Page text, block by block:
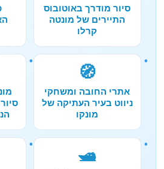
סיור מודרך באוטובוס
התיירים של מונטה
קרלו
🧭
אתרי החובה ומשחקי
ניווט בעיר העתיקה של
מונקו
🛥️